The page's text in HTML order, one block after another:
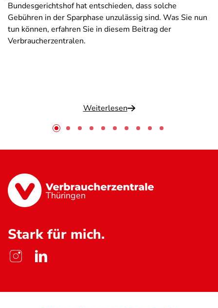
Bundesgerichtshof hat entschieden, dass solche
Gebühren in der Sparphase unzulässig sind. Was Sie nun
tun können, erfahren Sie in diesem Beitrag der
Verbraucherzentralen.
Weiterlesen
Thüringen
Stark für mich.